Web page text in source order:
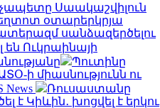
Սաակաշվիլուն
օտարերկրյա
սանձազերծելու
են Ուկրաինայի
Պուտինը
ի միասնությունն ու
Ռուսաստանը
է Կիևին․ խոցվել է երկու